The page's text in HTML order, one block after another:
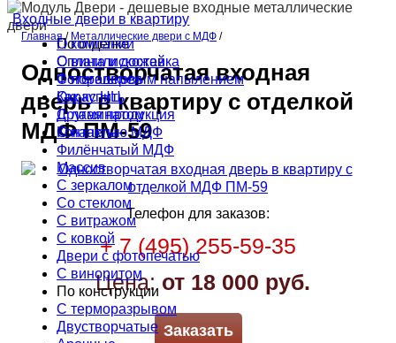
Входные двери в квартиру
По отделке
С винилискожей
С порошковым напылением
Окрас НЦ
С ламинатом
С панелью МДФ
Филёнчатый МДФ
Массив
С зеркалом
Со стеклом
С витражом
С ковкой
Двери с фотопечатью
С виноритом
По конструкции
С терморазрывом
Двустворчатые
О компании
Оплата и доставка
Фотогалерея
Как купить
Другая продукция
Контакты
Главная / Металлические двери с МДФ /
Одностворчатая входная
дверь в квартиру с отделкой
МДФ ПМ-59
Телефон для заказов:
+ 7 (495) 255-59-35
Цена:от 18 000 руб.
Заказать